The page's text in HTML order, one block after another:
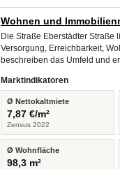
Wohnen und
Die Straße Eberstädter Straße
Versorgung, Erreichbarkeit,
beschreiben das Umfeld und
Marktindikatoren
Ø Nettokaltmiete
7,87 €/m²
Zensus 2022
Ø Wohnfläche
98,3 m²